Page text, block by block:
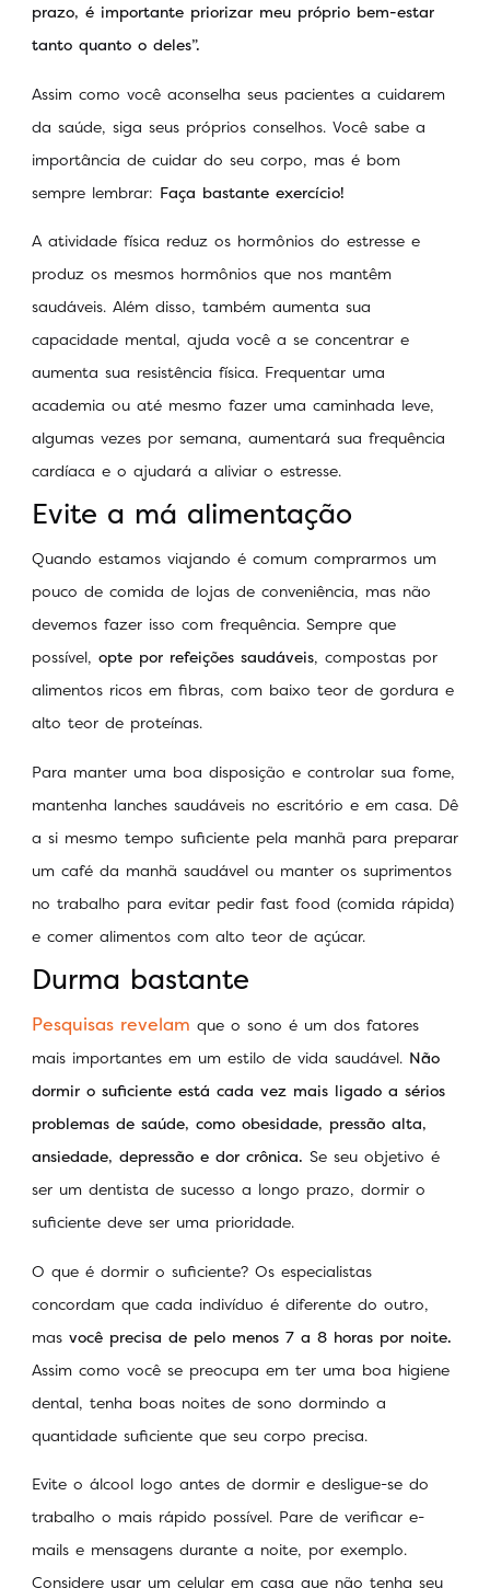
prazo, é importante priorizar meu próprio bem-estar
tanto quanto o deles”.
Assim como você aconselha seus pacientes a cuidarem
da saúde, siga seus próprios conselhos. Você sabe a
importância de cuidar do seu corpo, mas é bom
sempre lembrar: Faça bastante exercício!
A atividade física reduz os hormônios do estresse e
produz os mesmos hormônios que nos mantêm
saudáveis. Além disso, também aumenta sua
capacidade mental, ajuda você a se concentrar e
aumenta sua resistência física. Frequentar uma
academia ou até mesmo fazer uma caminhada leve,
algumas vezes por semana, aumentará sua frequência
cardíaca e o ajudará a aliviar o estresse.
Evite a má alimentação
Quando estamos viajando é comum comprarmos um
pouco de comida de lojas de conveniência, mas não
devemos fazer isso com frequência. Sempre que
possível, opte por refeições saudáveis, compostas por
alimentos ricos em fibras, com baixo teor de gordura e
alto teor de proteínas.
Para manter uma boa disposição e controlar sua fome,
mantenha lanches saudáveis ​​no escritório e em casa. Dê
a si mesmo tempo suficiente pela manhã para preparar
um café da manhã saudável ou manter os suprimentos
no trabalho para evitar pedir fast food (comida rápida)
e comer alimentos com alto teor de açúcar.
Durma bastante
Pesquisas revelam que o sono é um dos fatores
mais importantes em um estilo de vida saudável. Não
dormir o suficiente está cada vez mais ligado a sérios
problemas de saúde, como obesidade, pressão alta,
ansiedade, depressão e dor crônica. Se seu objetivo é
ser um dentista de sucesso a longo prazo, dormir o
suficiente deve ser uma prioridade.
O que é dormir o suficiente? Os especialistas
concordam que cada indivíduo é diferente do outro,
mas você precisa de pelo menos 7 a 8 horas por noite.
Assim como você se preocupa em ter uma boa higiene
dental, tenha boas noites de sono dormindo a
quantidade suficiente que seu corpo precisa.
Evite o álcool logo antes de dormir e desligue-se do
trabalho o mais rápido possível. Pare de verificar e-
mails e mensagens durante a noite, por exemplo.
Considere usar um celular em casa que não tenha seu